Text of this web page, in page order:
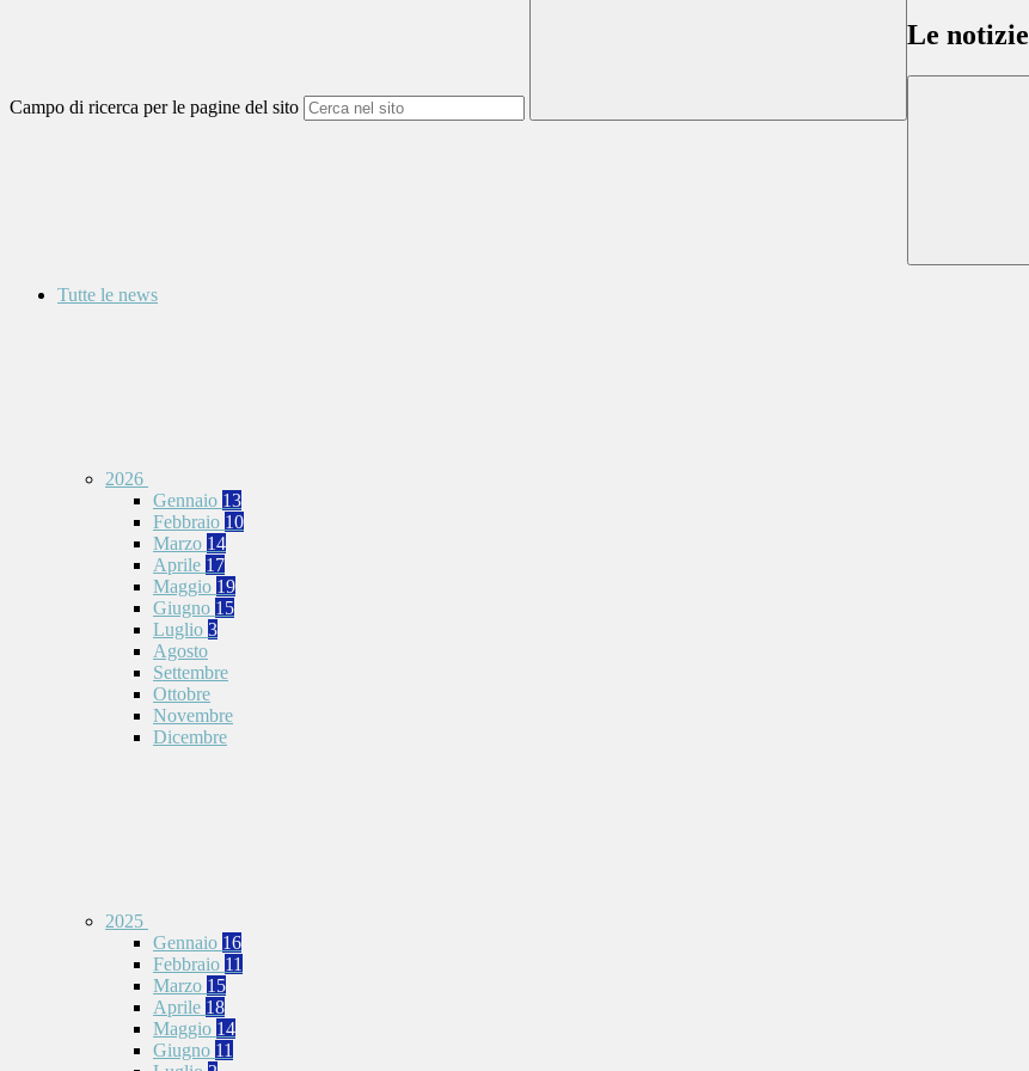
Campo di ricerca per le pagine del sito
Le notizie
Tutte le news
2026
Gennaio 13
Febbraio 10
Marzo 14
Aprile 17
Maggio 19
Giugno 15
Luglio 3
Agosto
Settembre
Ottobre
Novembre
Dicembre
2025
Gennaio 16
Febbraio 11
Marzo 15
Aprile 18
Maggio 14
Giugno 11